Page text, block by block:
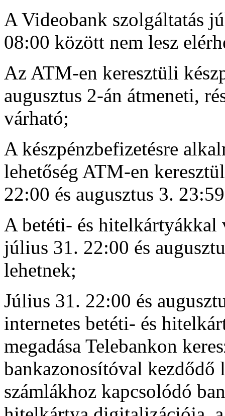
A Videobank szolgáltatás
08:00 között nem lesz
Az ATM-en keresztüli
augusztus 2-án átmeneti,
várható;
A készpénzbefizetésre
lehetőség ATM-en
22:00 és augusztus 3.
A betéti- és hitelkártyákkal
július 31. 22:00 és
lehetnek;
Július 31. 22:00 és
internetes betéti- és
megadása Telebankon
bankazonosítóval kezdődő
számlákhoz kapcsolódó